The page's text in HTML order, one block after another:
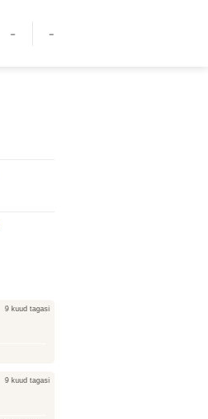
- -
9 kuud tagasi
9 kuud tagasi